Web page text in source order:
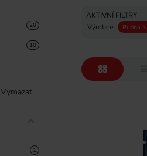
AKTIVNÍ FILTRY
Výrobce:
Purina
20
10
Vymazat
1